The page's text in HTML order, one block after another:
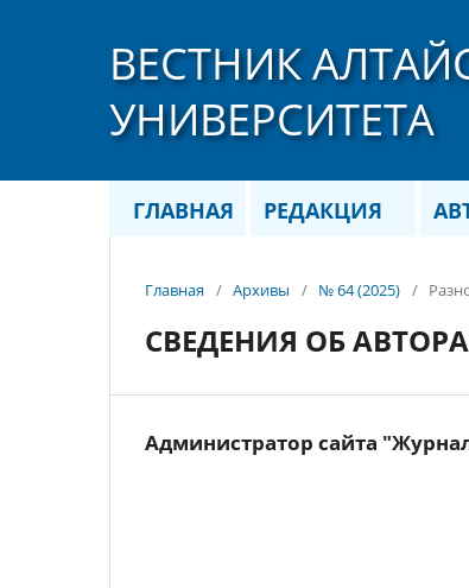
ВЕСТНИК
УНИВЕРСИТЕТА
ГЛАВНАЯ РЕДАКЦИЯ
Главная / Архивы / № 64 (2025) /
СВЕДЕНИЯ ОБ
Администратор сайта